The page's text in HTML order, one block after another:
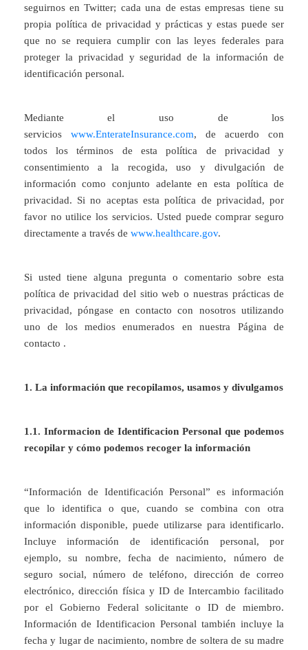
seguirnos en Twitter; cada una de estas empresas tiene su
propia política de privacidad y prácticas y estas puede ser
que no se requiera cumplir con las leyes federales para
proteger la privacidad y seguridad de la información de
identificación personal.
Mediante el uso de los
servicios www.EnterateInsurance.com, de acuerdo con
todos los términos de esta política de privacidad y
consentimiento a la recogida, uso y divulgación de
información como conjunto adelante en esta política de
privacidad. Si no aceptas esta política de privacidad, por
favor no utilice los servicios. Usted puede comprar seguro
directamente a través de www.healthcare.gov.
Si usted tiene alguna pregunta o comentario sobre esta
política de privacidad del sitio web o nuestras prácticas de
privacidad, póngase en contacto con nosotros utilizando
uno de los medios enumerados en nuestra Página de
contacto .
1. La información que recopilamos, usamos y divulgamos
1.1. Informacion de Identificacion Personal que podemos
recopilar y cómo podemos recoger la información
“Información de Identificación Personal” es información
que lo identifica o que, cuando se combina con otra
información disponible, puede utilizarse para identificarlo.
Incluye información de identificación personal, por
ejemplo, su nombre, fecha de nacimiento, número de
seguro social, número de teléfono, dirección de correo
electrónico, dirección física y ID de Intercambio facilitado
por el Gobierno Federal solicitante o ID de miembro.
Información de Identificacion Personal también incluye la
fecha y lugar de nacimiento, nombre de soltera de su madre